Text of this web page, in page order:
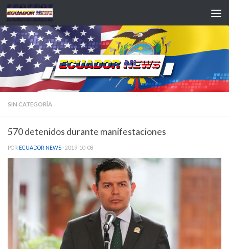
Saltar al contenido
SIN CATEGORÍA
570 detenidos durante manifestaciones
POR ECUADOR NEWS · 2019-10-08